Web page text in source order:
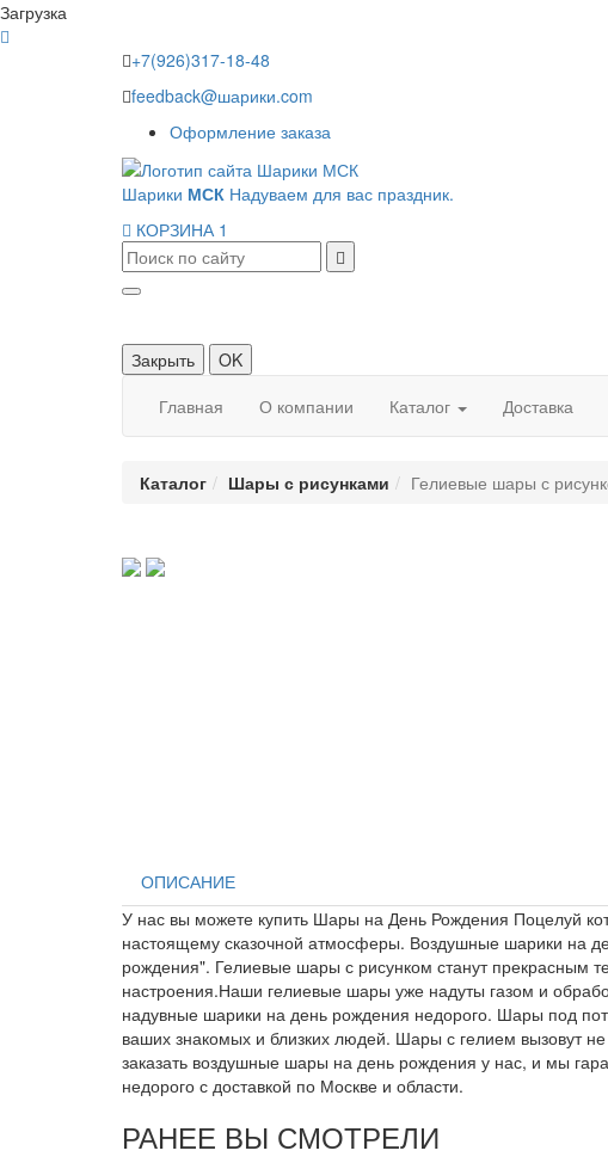
Загрузка
+7(926)317-18-48
feedback@шарики.com
Оформление заказа
Шарики МСК Надуваем для вас праздник.
КОРЗИНА 1
Закрыть
OK
Главная
О компании Каталог Доставка
Каталог Шары с рисунками Гелиевые шары с
ОПИСАНИЕ
У нас вы можете купить Шары на День Рождения Поцелуй
настоящему сказочной атмосферы. Воздушные шарики на
рождения". Гелиевые шары с рисунком станут прекрасным
настроения.Наши гелиевые шары уже надуты газом и
надувные шарики на день рождения недорого. Шары под
ваших знакомых и близких людей. Шары с гелием вызовут
заказать воздушные шары на день рождения у нас, и мы
недорого с доставкой по Москве и области.
РАНЕЕ ВЫ СМОТРЕЛИ